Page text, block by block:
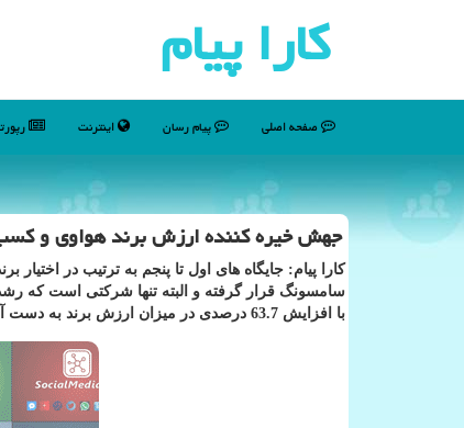
كارا پیام
صفحه اصلی پیام رسان اینترنت
جهش خیره كننده ارزش برند هواوی و
كارا پیام: جایگاه های اول تا پنجم به ترتیب در
سامسونگ قرار گرفته و البته تنها شركتی است كه
با افزایش 63.7 درصدی در میزان ارزش برند به دست آورده است.